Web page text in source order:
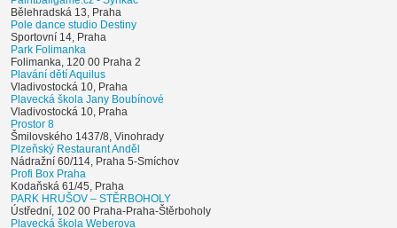
Bělehradská 13, Praha
Pole dance studio Destiny
Sportovní 14, Praha
Park Folimanka
Folimanka, 120 00 Praha 2
Plavání dětí Aquilus
Vladivostocká 10, Praha
Plavecká škola Jany Boubínové
Vladivostocká 10, Praha
Prostor 8
Šmilovského 1437/8, Vinohrady
Plzeňský Restaurant Anděl
Nádražní 60/114, Praha 5-Smíchov
Profi Box Praha
Kodaňská 61/45, Praha
PARK HRUŠOV – STĚRBOHOLY
Ústřední, 102 00 Praha-Praha-Štěrboholy
Plavecká škola Weberova